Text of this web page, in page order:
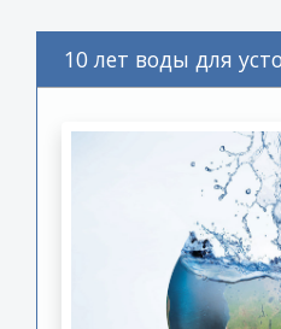
10 лет воды для